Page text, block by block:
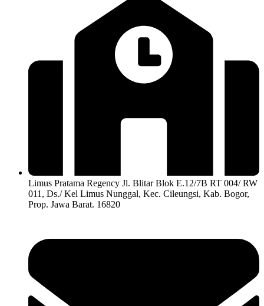
Limus Pratama Regency Jl. Blitar Blok E.12/7B RT 004/ RW
011, Ds./ Kel Limus Nunggal, Kec. Cileungsi, Kab. Bogor,
Prop. Jawa Barat. 16820